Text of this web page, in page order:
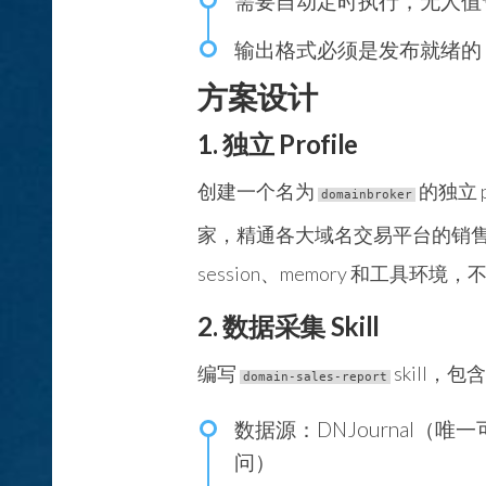
输出格式必须是发布就绪
方案设计
1. 独立 Profile
创建一个名为 domainbroker 的独立
家，精通各大域名交易平台的销
session、memory 和工具环境，
2. 数据采集 Skill
编写 domain-sales-report skill，包
数据源 ：DNJournal（唯
问）